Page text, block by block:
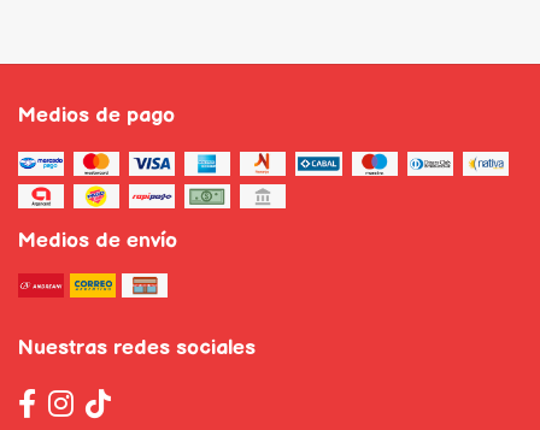
Medios de pago
Medios de envío
Nuestras redes sociales